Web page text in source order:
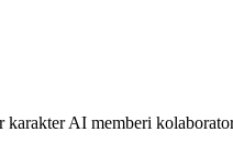
AI memberi